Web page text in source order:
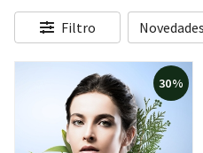
Filtro
30%